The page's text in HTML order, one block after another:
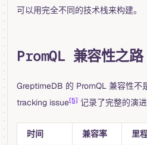
可以用完全不同的技术栈来构建。
PromQL 兼容性之路
GreptimeDB 的 PromQL 兼容性不
tracking issue[5] 记录了完整的演进
时间 兼容率 里